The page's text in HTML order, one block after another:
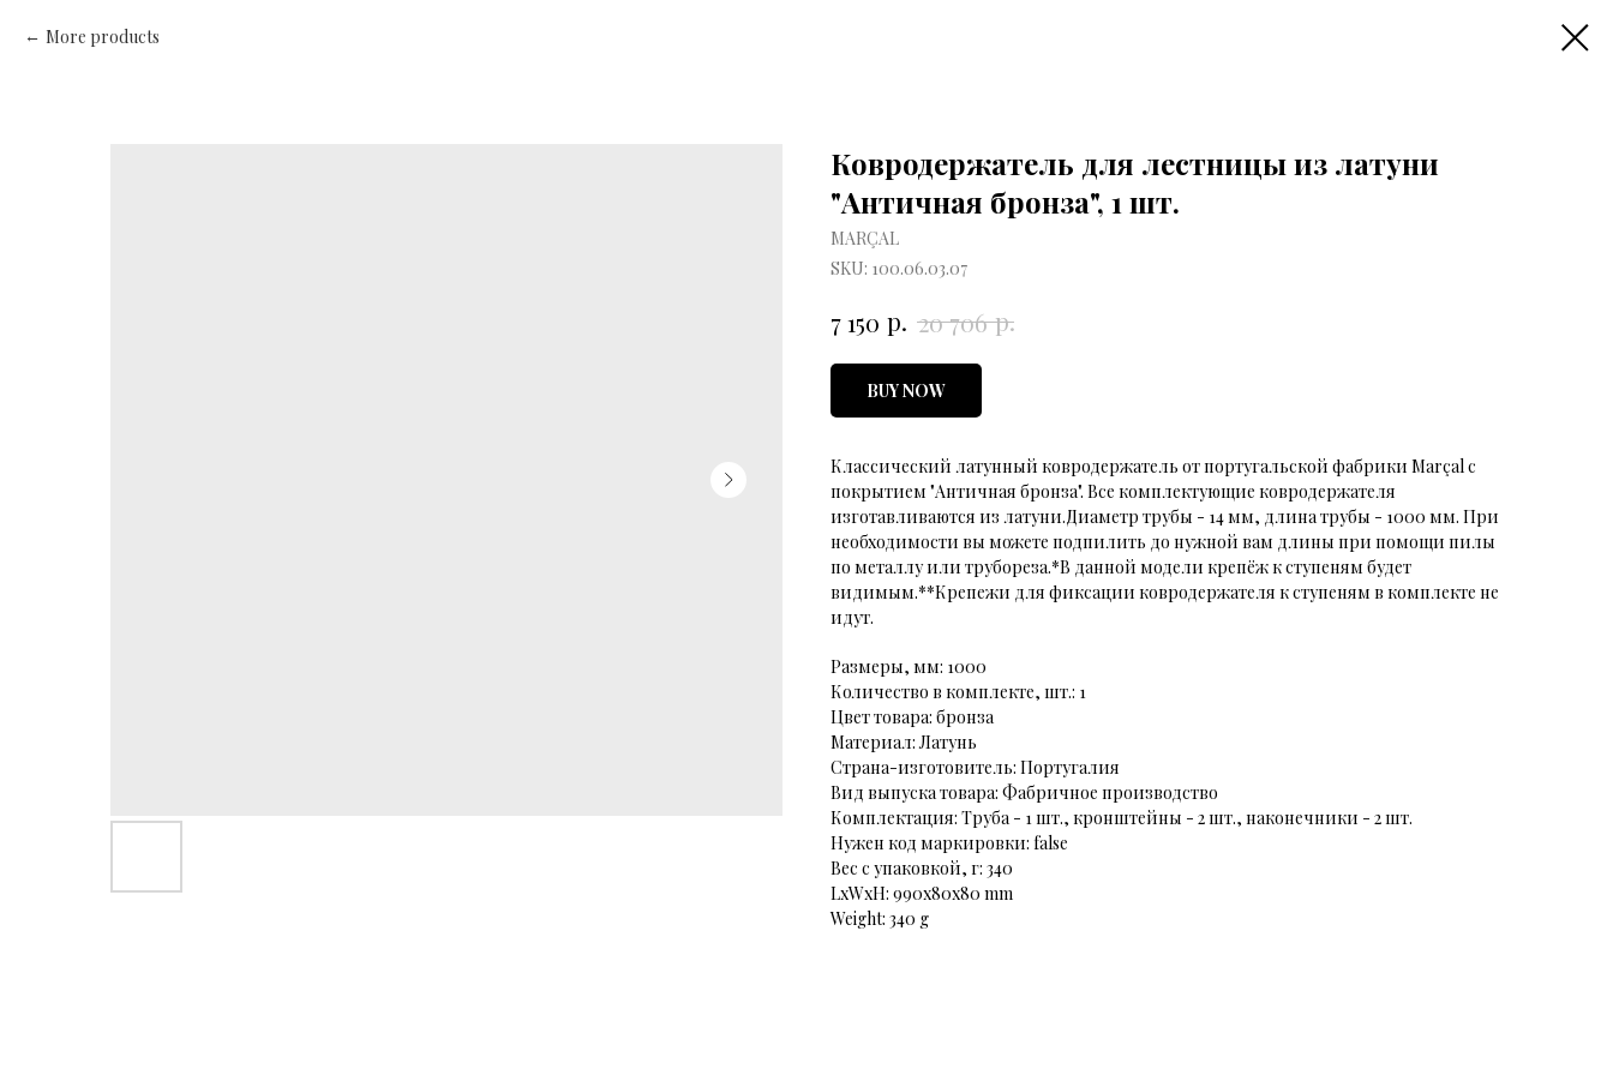
More products
Ковродержатель для лестницы из латуни
"Античная бронза", 1 шт.
MARÇAL
SKU: 100.06.03.07
7 150 р. 20 706 р.
BUY NOW
Классический латунный ковродержатель от португальской фабрики Marçal с
покрытием "Античная бронза". Все комплектующие ковродержателя
изготавливаются из латуни.Диаметр трубы - 14 мм, длина трубы - 1000 мм. При
необходимости вы можете подпилить до нужной вам длины при помощи пилы
по металлу или трубореза.*В данной модели крепёж к ступеням будет
видимым.**Крепежи для фиксации ковродержателя к ступеням в комплекте не
идут.
Размеры, мм: 1000
Количество в комплекте, шт.: 1
Цвет товара: бронза
Материал: Латунь
Страна-изготовитель: Португалия
Вид выпуска товара: Фабричное производство
Комплектация: Труба - 1 шт., кронштейны - 2 шт., наконечники - 2 шт.
Нужен код маркировки: false
Вес с упаковкой, г: 340
LxWxH: 990x80x80 mm
Weight: 340 g